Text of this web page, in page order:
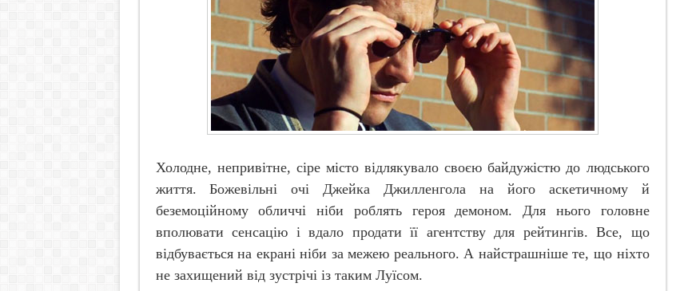
Холодне, непривітне, сіре місто відлякувало своєю байдужістю до людського
життя. Божевільні очі Джейка Джилленгола на його аскетичному й
беземоційному обличчі ніби роблять героя демоном. Для нього головне
вполювати сенсацію і вдало продати її агентству для рейтингів. Все, що
відбувається на екрані ніби за межею реального. А найстрашніше те, що ніхто
не захищений від зустрічі із таким Луїсом.